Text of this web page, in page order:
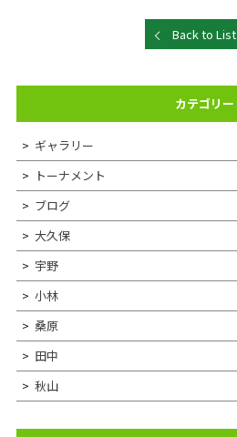
Back to List
カテゴリー
ギャラリー
トーナメント
ブログ
大久保
宇野
小林
桑原
田中
秋山